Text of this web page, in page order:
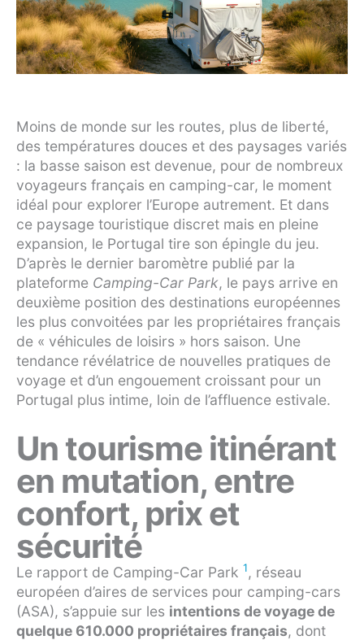
Moins de monde sur les routes, plus de liberté,
des températures douces et des paysages variés
: la basse saison est devenue, pour de nombreux
voyageurs français en camping-car, le moment
idéal pour explorer l’Europe autrement. Et dans
ce paysage touristique discret mais en pleine
expansion, le Portugal tire son épingle du jeu.
D’après le dernier baromètre publié par la
plateforme Camping-Car Park, le pays arrive en
deuxième position des destinations européennes
les plus convoitées par les propriétaires français
de « véhicules de loisirs » hors saison. Une
tendance révélatrice de nouvelles pratiques de
voyage et d’un engouement croissant pour un
Portugal plus intime, loin de l’affluence estivale.
Un tourisme itinérant
en mutation, entre
confort, prix et
sécurité
Le rapport de Camping-Car Park 1, réseau
européen d’aires de services pour camping-cars
(ASA), s’appuie sur les intentions de voyage de
quelque 610.000 propriétaires français, dont